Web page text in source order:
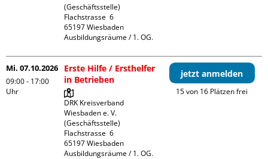
(Geschäftsstelle)
Flachstrasse  6
65197 Wiesbaden
Ausbildungsräume / 1. OG.
Mi. 07.10.2026
09:00 - 17:00
Uhr
Erste Hilfe / Ersthelfer
in Betrieben
DRK Kreisverband
Wiesbaden e. V.
(Geschäftsstelle)
Flachstrasse  6
65197 Wiesbaden
Ausbildungsräume / 1. OG.
jetzt anmelden
15 von 16 Plätzen frei